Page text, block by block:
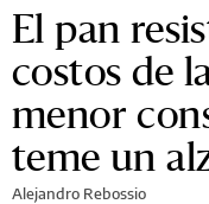
El pan
costos de
menor
teme un
Alejandro Rebossio